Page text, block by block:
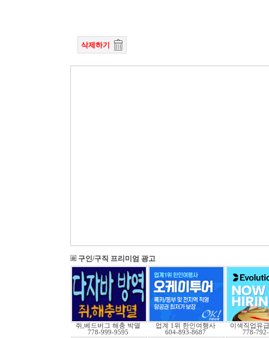
삭제하기
구인/구직 프리미엄 광고
쥐,베드버그 해충 박멸
778-999-9595
업계 1위 한인여행사
604-893-8687
이색직업유
778-